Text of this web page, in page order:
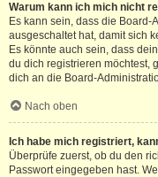
Warum kann ich mich nicht
Es kann sein, dass die
ausgeschaltet hat, damit sich
Es könnte auch sein, dass
du dich registrieren möchtest,
dich an die Board-
Nach oben
Ich habe mich registriert,
Überprüfe zuerst, ob du den
Passwort eingegeben hast.